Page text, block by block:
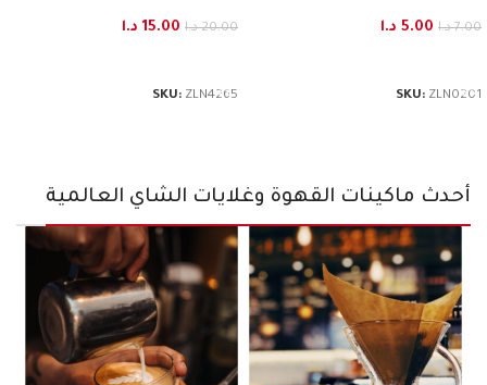
7.00 د.ا 5.00 د.ا
SKU: ZLN0201
20.00 د.ا 15.00 د.ا
SKU: ZLN4265
أحدث ماكينات القهوة وغلايات الشاي العالمية